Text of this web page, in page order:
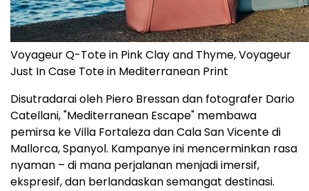
Voyageur Q-Tote in Pink Clay and Thyme, Voyageur
Just In Case Tote in Mediterranean Print
Disutradarai oleh Piero Bressan dan fotografer Dario
Catellani, "Mediterranean Escape" membawa
pemirsa ke Villa Fortaleza dan Cala San Vicente di
Mallorca, Spanyol. Kampanye ini mencerminkan rasa
nyaman – di mana perjalanan menjadi imersif,
ekspresif, dan berlandaskan semangat destinasi.